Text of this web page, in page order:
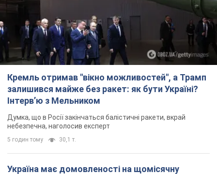
Кремль отримав "вікно можливостей", а Трамп
залишився майже без ракет: як бути Україні?
Інтерв’ю з Мельником
Думка, що в Росії закінчаться балістичні ракети, вкрай
небезпечна, наголосив експерт
5 годин тому 30,1 т.
Україна має домовленості на щомісячну